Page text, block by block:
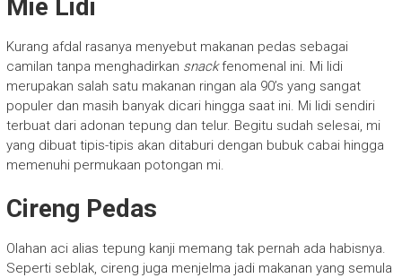
Mie Lidi
Kurang afdal rasanya menyebut makanan pedas sebagai
camilan tanpa menghadirkan snackfenomenal ini. Mi lidi
merupakan salah satu makanan ringan ala 90’s yang sangat
populer dan masih banyak dicari hingga saat ini. Mi lidi sendiri
terbuat dari adonan tepung dan telur. Begitu sudah selesai, mi
yang dibuat tipis-tipis akan ditaburi dengan bubuk cabai hingga
memenuhi permukaan potongan mi.
Cireng Pedas
Olahan aci alias tepung kanji memang tak pernah ada habisnya.
Seperti seblak, cireng juga menjelma jadi makanan yang semula